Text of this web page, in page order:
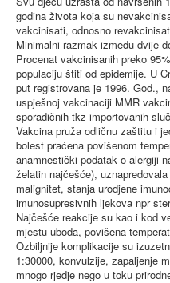
godina života koja su
vakcinisati, odnosno
Minimalni razmak između dvije
Procenat vakcinisanih preko
populaciju štiti od epidemije. U
put registrovana je 1996. God.,
uspješnoj vakcinaciji MMR
sporadičnih tkz importovanih
Vakcina pruža odličnu zaštitu i
bolest praćena povišenom
anamnestički podatak o alergiji
želatin najčešće),
malignitet, stanja urodjene
imunosupresivnih ljekova npr
Najčešće reakcije su kao i kod
mjestu uboda, povišena
Ozbiljnije komplikacije su
1:30000, konvulzije, zapaljenje
mnogo rjedje nego u toku